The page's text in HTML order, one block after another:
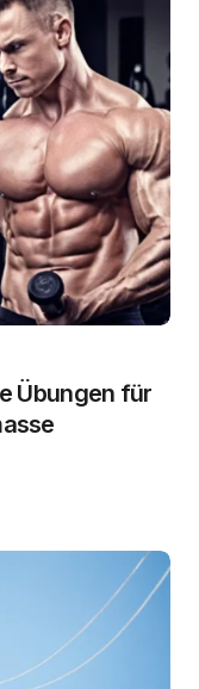
Übungen für